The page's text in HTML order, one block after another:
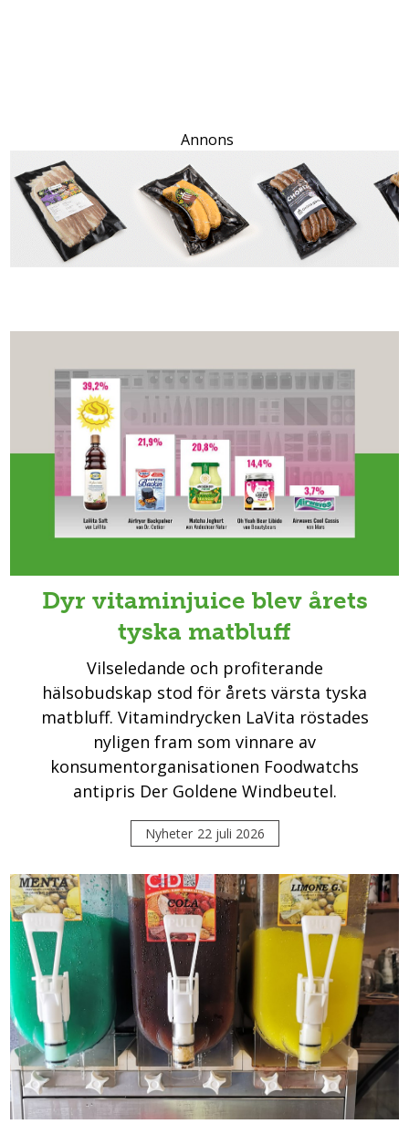
Annons
Dyr vitaminjuice blev årets
tyska matbluff
Vilseledande och profiterande
hälsobudskap stod för årets värsta tyska
matbluff. Vitamindrycken LaVita röstades
nyligen fram som vinnare av
konsumentorganisationen Foodwatchs
antipris Der Goldene Windbeutel.
Nyheter 22 juli 2026